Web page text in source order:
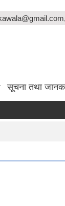
सूचना तथा